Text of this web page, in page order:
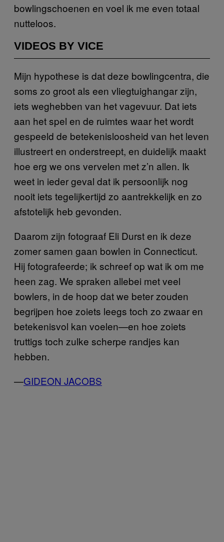
bowlingschoenen en voel ik me even totaal
nutteloos.
VIDEOS BY VICE
Mijn hypothese is dat deze bowlingcentra, die
soms zo groot als een vliegtuighangar zijn,
iets weghebben van het vagevuur. Dat iets
aan het spel en de ruimtes waar het wordt
gespeeld de betekenisloosheid van het leven
illustreert en onderstreept, en duidelijk maakt
hoe erg we ons vervelen met z’n allen. Ik
weet in ieder geval dat ik persoonlijk nog
nooit iets tegelijkertijd zo aantrekkelijk en zo
afstotelijk heb gevonden.
Daarom zijn fotograaf Eli Durst en ik deze
zomer samen gaan bowlen in Connecticut.
Hij fotografeerde; ik schreef op wat ik om me
heen zag. We spraken allebei met veel
bowlers, in de hoop dat we beter zouden
begrijpen hoe zoiets leegs toch zo zwaar en
betekenisvol kan voelen—en hoe zoiets
truttigs toch zulke scherpe randjes kan
hebben.
—GIDEON JACOBS